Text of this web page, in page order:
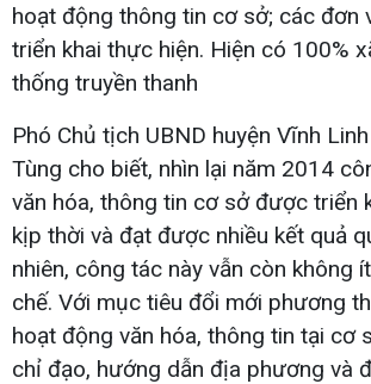
hoạt động thông tin cơ sở; các đơn
triển khai thực hiện. Hiện có 100%
thống truyền thanh
Phó Chủ tịch UBND huyện Vĩnh
Tùng cho biết, nhìn lại năm 2014
văn hóa, thông tin cơ sở được triển
kịp thời và đạt được nhiều kết quả
nhiên, công tác này vẫn còn không
chế. Với mục tiêu đổi mới phương
hoạt động văn hóa, thông tin tại cơ
chỉ đạo, hướng dẫn địa phương và